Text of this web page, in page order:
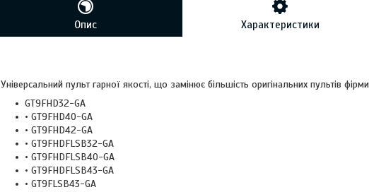
Опис Характеристики
Універсальний пульт гарної якості, що замінює більшість оригінальних пультів фірми
GT9FHD32-GA
• GT9FHD40-GA
• GT9FHD42-GA
• GT9FHDFLSB32-GA
• GT9FHDFLSB40-GA
• GT9FHDFLSB43-GA
• GT9FLSB43-GA